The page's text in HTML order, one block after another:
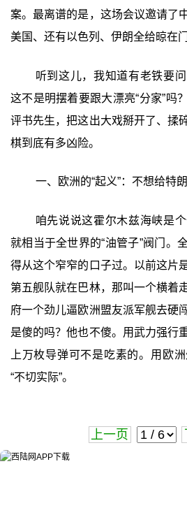
案。最离谱的是，这场会议邀请了
美国、还有以色列、伊朗全给晾在门
听到这儿，我知道有老铁要
这不是明摆着要跟大漂亮“分家”吗
评书先生，把这出大戏掰开了、揉
棋到底有多凶险。
一、欧洲的“起义”：不想给特
咱先说说这霍尔木兹海峡是
就相当于全世界的“油管子”阀门。
得从这个窄窄的口子过。以前这片
第五舰队就在巴林，那叫一个横着
府一个劲儿逼欧洲盟友派军舰去硬
是傻的吗？他也不傻。用武力强行
上万枚导弹可不是吃素的。用欧
“不切实际”。
上一页